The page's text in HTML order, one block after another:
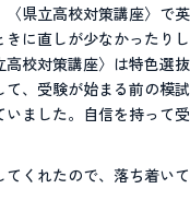
〈県立高校対策講座〉で英
に直しが少なかったりし
校対策講座〉は特色選抜
、受験が始まる前の模試
ました。自信を持って受
くれたので、落ち着いて